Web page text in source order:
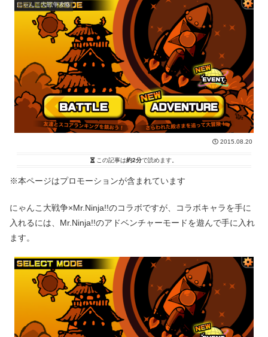
にゃんこ大戦争攻略
2015.08.20
この記事は約2分で読めます。
※本ページはプロモーションが含まれています
にゃんこ大戦争×Mr.Ninja!!のコラボですが、コラボキャラを手に
入れるには、Mr.Ninja!!のアドベンチャーモードを遊んで手に入れ
ます。